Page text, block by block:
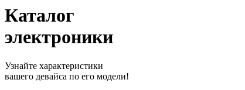
Каталог
электроники
Узнайте характеристики
вашего девайса по его модели!